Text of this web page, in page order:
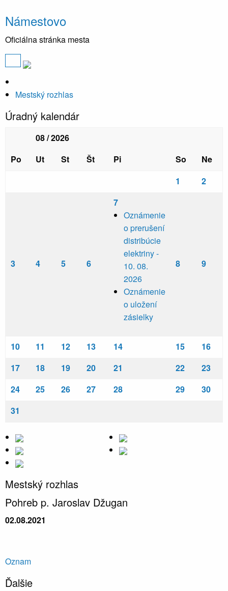
Námestovo
Oficiálna stránka mesta
Mestský rozhlas
Úradný kalendár
08 / 2026
Po
Ut St Št Pi So
Ne
1
2
3 4 5 6
7
Oznámenie
o prerušení
distribúcie
elektriny -
10. 08.
2026
Oznámenie
o uložení
zásielky
8 9
10 11 12 13 14 15
16
17
18 19 20 21 22
23
24
25 26 27 28 29
30
31
Mestský rozhlas
Pohreb p. Jaroslav Džugan
02.08.2021
Oznam
Ďalšie